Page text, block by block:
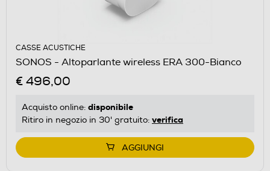
CASSE ACUSTICHE
SONOS - Altoparlante wireless ERA 300-Bianco
€ 496,00
Acquisto online: disponibile
Ritiro in negozio in 30' gratuito: verifica
AGGIUNGI